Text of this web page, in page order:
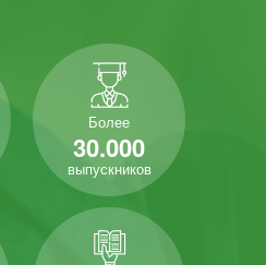
Более
30.000
выпускников